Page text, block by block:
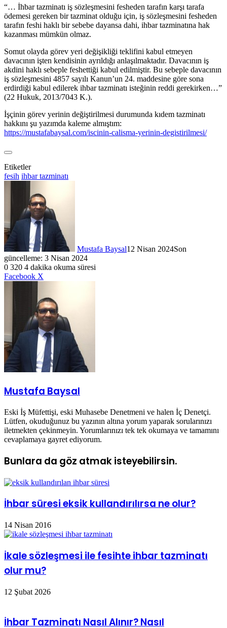
“… İhbar tazminatı iş sözleşmesini fesheden tarafın karşı tarafa
ödemesi gereken bir tazminat olduğu için, iş sözleşmesini fesheden
tarafın feshi haklı bir sebebe dayansa dahi, ihbar tazminatına hak
kazanması mümkün olmaz.
Somut olayda görev yeri değişikliği teklifini kabul etmeyen
davacının işten kendisinin ayrıldığı anlaşılmaktadır. Davacının iş
akdini haklı sebeple feshettiği kabul edilmiştir. Bu sebeple davacının
iş sözleşmesini 4857 sayılı Kanun’un 24. maddesine göre sona
erdirdiği kabul edilerek ihbar tazminatı isteğinin reddi gerekirken…”
(22 Hukuk, 2013/7043 K.).
İşçinin görev yerinin değiştirilmesi durumunda kıdem tazminatı
hakkını şu yazımda kaleme almıştım:
https://mustafabaysal.com/iscinin-calisma-yerinin-degistirilmesi/
Etiketler
fesih ihbar tazminatı
Mustafa Baysal12 Nisan 2024Son
güncelleme: 3 Nisan 2024
0 320 4 dakika okuma süresi
Facebook X
paylaş
Mustafa Baysal
Eski İş Müfettişi, eski Muhasebe Denetmeni ve halen İç Denetçi.
Lütfen, okuduğunuz bu yazının altına yorum yaparak sorularınızı
iletmekten çekinmeyin. Yorumlarınızı tek tek okumaya ve tamamını
cevaplamaya gayret ediyorum.
Bunlara da göz atmak isteyebilirsin.
İhbar süresi eksik kullandırılırsa ne olur?
14 Nisan 2016
İkale sözleşmesi ile fesihte ihbar tazminatı
olur mu?
12 Şubat 2026
İhbar Tazminatı Nasıl Alınır? Nasıl